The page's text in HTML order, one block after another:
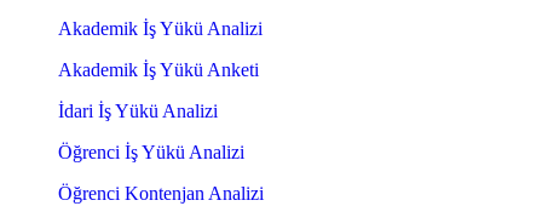
Akademik İş Yükü Analizi
Akademik İş Yükü Anketi
İdari İş Yükü Analizi
Öğrenci İş Yükü Analizi
Öğrenci Kontenjan Analizi